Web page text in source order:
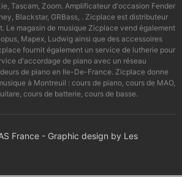
Tascam, Zoom. Amplificateur d'occasion Fender
Blackstar, GRBass, . Zicplace est distributeur
Le magasin de musique Zicplace vend également
Mapex, Ludwig ainsi que des accessoires
fournit également un service de lutherie pour
d'accordage de piano avec un réseau
de piano en Ile-De-France. Zicplace donne
à Montreuil : cours de piano, cours de MAO,
cours de batterie, cours de basse.
France - Graphic design by Les